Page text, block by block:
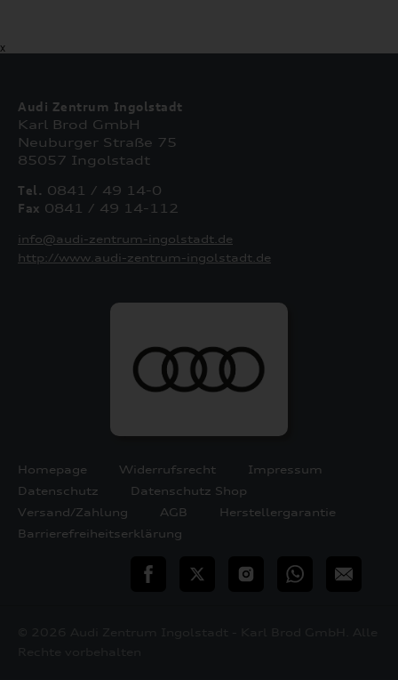
X
Audi Zentrum Ingolstadt
Karl Brod GmbH
Neuburger Straße 75
85057 Ingolstadt
Tel. 0841 / 49 14-0
Fax 0841 / 49 14-112
info@audi-zentrum-ingolstadt.de
http://www.audi-zentrum-ingolstadt.de
Homepage Widerrufsrecht
Impressum
Datenschutz
Datenschutz Shop
Versand/Zahlung
AGB
Herstellergarantie
Barrierefreiheitserklärung
teilen Twitter InstagramWhatsApp
E-